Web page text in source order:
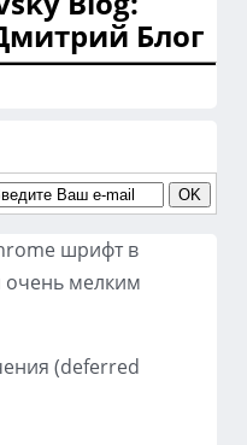
Блог
шрифт в
очень мелким
(deferred